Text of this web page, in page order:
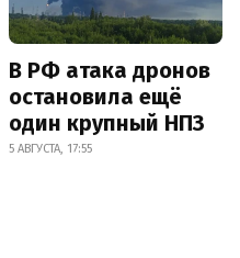
В РФ атака дронов
остановила ещё
один крупный НПЗ
5 АВГУСТА, 17:55